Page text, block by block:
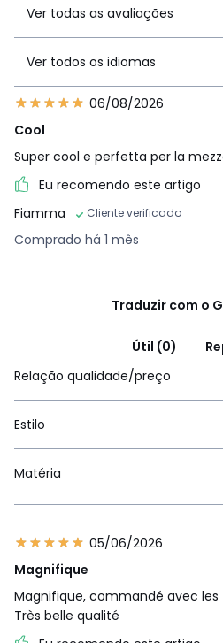
Ver todas as avaliações
Ver todos os idiomas
06/08/2026
Cool
Super cool e perfetta per la
Eu recomendo este artigo
Fiamma
Cliente verificado
Comprado há 1 mês
Traduzir com o
Útil (0)
Relação qualidade/preço
Estilo
Matéria
05/06/2026
Magnifique
Magnifique, commandé avec les
Très belle qualité